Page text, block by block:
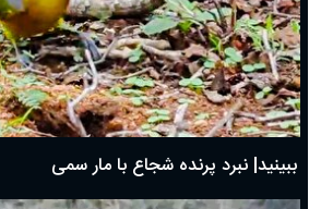
ببینید| نبرد پرنده شجاع با مار سمی